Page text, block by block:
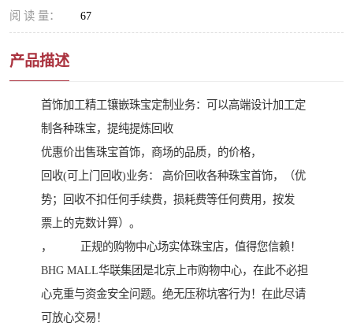
阅 读 量： 67
产品描述
首饰加工精工镶嵌珠宝定制业务：可以高端设计加工定
制各种珠宝，提纯提炼回收
优惠价出售珠宝首饰，商场的品质，的价格，
回收(可上门回收)业务： 高价回收各种珠宝首饰，（优
势；回收不扣任何手续费，损耗费等任何费用，按发
票上的克数计算）。
， 正规的购物中心场实体珠宝店，值得您信赖！
BHG MALL华联集团是北京上市购物中心，在此不必担
心克重与资金安全问题。绝无压称坑客行为！在此尽请
可放心交易！